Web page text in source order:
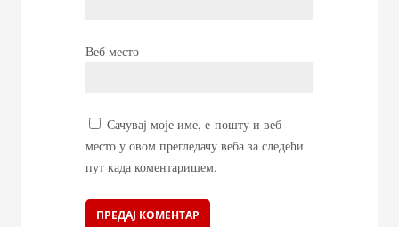
Веб место
Сачувај моје име, е-пошту и веб
место у овом прегледачу веба за следећи
пут када коментаришем.